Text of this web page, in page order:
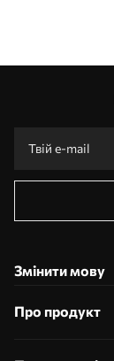
Змінити мову
Про продукт